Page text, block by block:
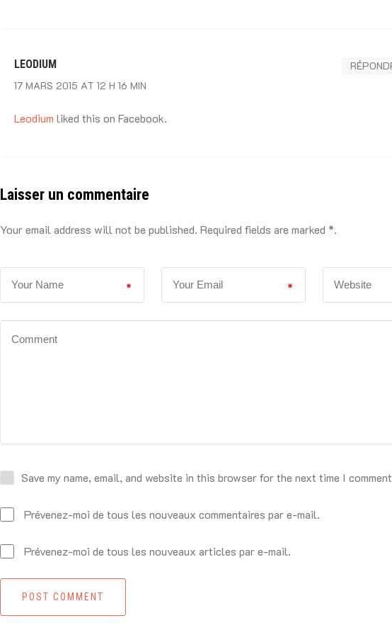
LEODIUM
17 MARS 2015 AT 12 H 16 MIN
Leodium liked this on Facebook.
Laisser un commentaire
Your email address will not be published. Required fields are marked *.
* *
Save my name, email, and website in this browser for the next time I
Prévenez-moi de tous les nouveaux commentaires par e-mail.
Prévenez-moi de tous les nouveaux articles par e-mail.
POST COMMENT